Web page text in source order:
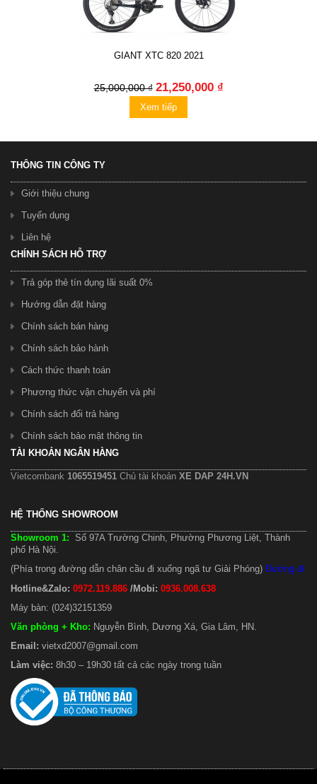
GIANT XTC 820 2021
25,000,000 ₫ 21,250,000 ₫
Xem tiếp
THÔNG TIN CÔNG TY
Giới thiệu chung
Tuyển dụng
Liên hệ
CHÍNH SÁCH HỖ TRỢ
Trả góp thẻ tín dụng lãi suất 0%
Hướng dẫn đặt hàng
Chính sách bán hàng
Chính sách bảo hành
Cách thức thanh toán
Phương thức vận chuyển và phí
Chính sách đổi trả hàng
Chính sách bảo mật thông tin
TÀI KHOẢN NGÂN HÀNG
Vietcombank 1065519451 Chủ tài khoản XE DAP 24H.VN
HỆ THỐNG SHOWROOM
Showroom 1: Số 97A Trường Chinh, Phường Phương Liệt, Thành
phố Hà Nội.
(Phía trong đường dẫn chân cầu đi xuống ngã tư Giải Phóng) Đường đi
Hotline&Zalo: 0972.119.886 /Mobi: 0936.008.638
Máy bàn: (024)32151359
Văn phòng + Kho: Nguyễn Bình, Dương Xá, Gia Lâm, HN.
Email: vietxd2007@gmail.com
Làm việc: 8h30 – 19h30 tất cả các ngày trong tuần